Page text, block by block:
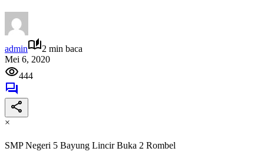
admin
2 min baca
Mei 6, 2020
444
×
SMP Negeri 5 Bayung Lincir Buka 2 Rombel